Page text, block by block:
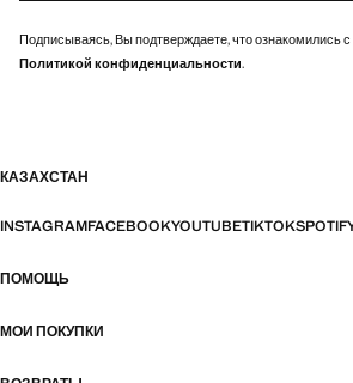
Подписываясь, Вы подтверждаете, что ознакомились с
Политикой конфиденциальности.
КАЗАХСТАН
INSTAGRAMFACEBOOKYOUTUBETIKTOK
ПОМОЩЬ
МОИ ПОКУПКИ